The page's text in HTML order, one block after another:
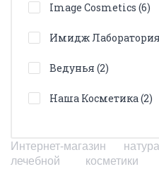
Image Cosmetics (6)
Имидж Лаборатория
Ведунья (2)
Наша Косметика (2)
Интернет-магазин
лечебной